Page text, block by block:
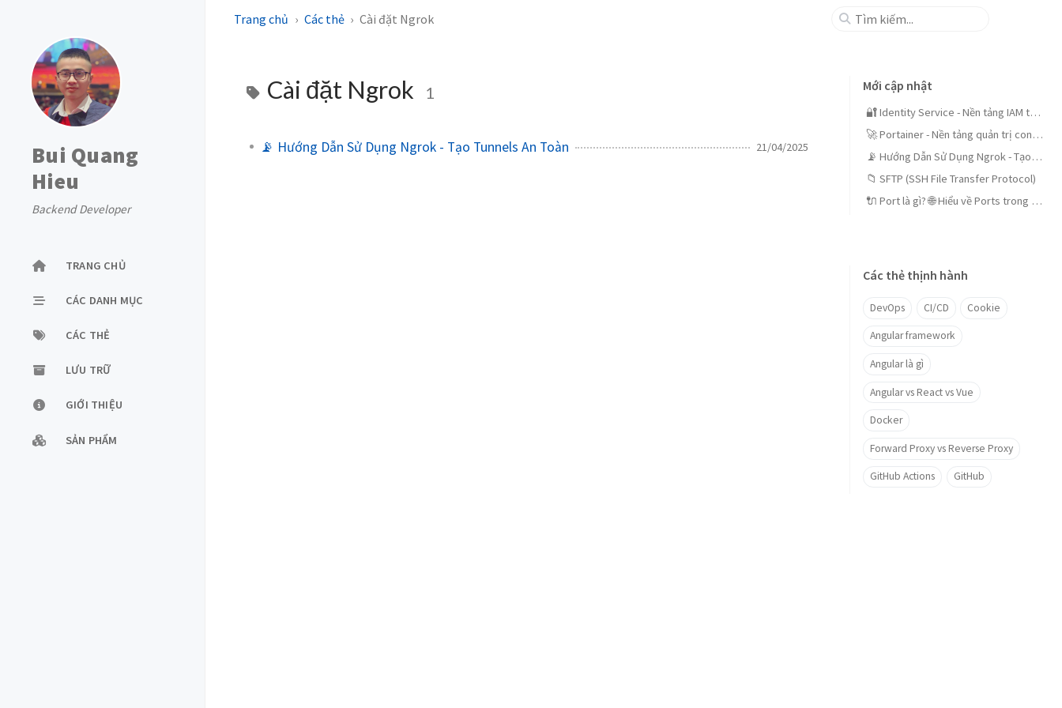
Bui Quang
Hieu
Backend Developer
TRANG CHỦ
CÁC DANH MỤC
CÁC THẺ
LƯU TRỮ
GIỚI THIỆU
SẢN PHẨM
Trang chủ Các thẻ Cài đặt Ngrok
Cài đặt Ngrok 1
📡 Hướng Dẫn Sử Dụng Ngrok - Tạo Tunnels An Toàn 21/04/2025
Mới cập nhật
🔐 Identity Service - Nền tảng IAM tập trung cho doanh nghiệp
🚀 Portainer - Nền tảng quản trị container mã nguồn mở dễ dùng
📡 Hướng Dẫn Sử Dụng Ngrok - Tạo Tunnels An Toàn
📁 SFTP (SSH File Transfer Protocol)
🔌 Port là gì? 🌐 Hiểu về Ports trong mạng máy tính
Các thẻ thịnh hành
DevOps CI/CD Cookie
Angular framework
Angular là gì
Angular vs React vs Vue
Docker
Forward Proxy vs Reverse Proxy
GitHub Actions GitHub